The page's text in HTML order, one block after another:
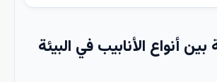
أنواع الأنابيب في البيئة